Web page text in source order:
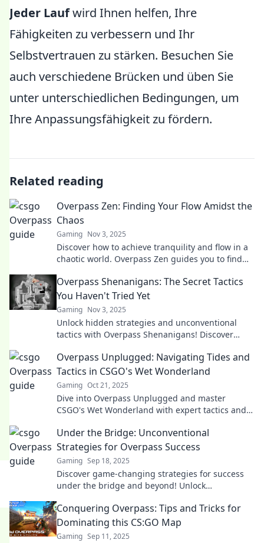
Jeder Laufwird Ihnen helfen, Ihre
Fähigkeiten zu verbessern und Ihr
Selbstvertrauen zu stärken. Besuchen Sie
auch verschiedene Brücken und üben Sie
unter unterschiedlichen Bedingungen, um
Ihre Anpassungsfähigkeit zu fördern.
Related reading
Overpass Zen: Finding Your Flow Amidst the
Chaos
Gaming Nov 3, 2025
Discover how to achieve tranquility and flow in a
chaotic world. Overpass Zen guides you to find
Overpass Shenanigans: The Secret Tactics
You Haven't Tried Yet
Gaming Nov 3, 2025
Unlock hidden strategies and unconventional
tactics with Overpass Shenanigans! Discover
Overpass Unplugged: Navigating Tides and
Tactics in CSGO's Wet Wonderland
Gaming Oct 21, 2025
Dive into Overpass Unplugged and master
CSGO's Wet Wonderland with expert tactics and
Under the Bridge: Unconventional
Strategies for Overpass Success
Gaming Sep 18, 2025
Discover game-changing strategies for success
under the bridge and beyond! Unlock
Conquering Overpass: Tips and Tricks for
Dominating this CS:GO Map
Gaming Sep 11, 2025